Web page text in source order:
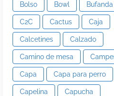
Bolso Bowl Bufanda
C2C Cactus Caja
Calcetines Calzado
Camino de mesa
Capa Capa para perro
Capelina Capucha